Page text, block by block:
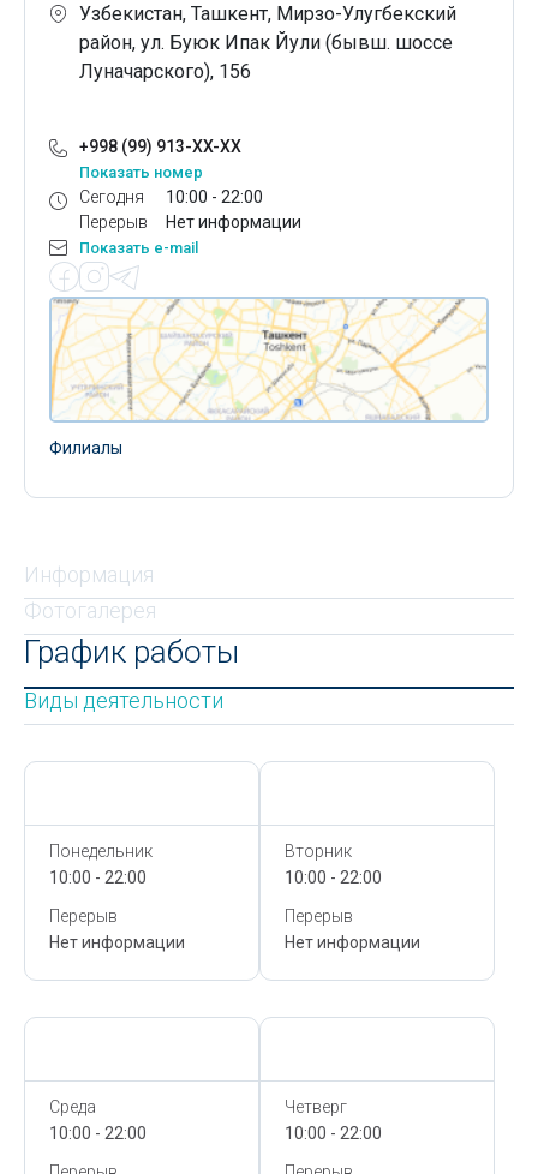
Узбекистан, Ташкент, Мирзо-Улугбекский
район, ул. Буюк Ипак Йули (бывш. шоссе
Луначарского), 156
+998 (99) 913-XX-XX
Показать номер
Сегодня
Перерыв
10:00 - 22:00
Нет информации
Показать e-mail
Филиалы
Информация
Фотогалерея
График работы
Виды деятельности
Понедельник
10:00 - 22:00
Перерыв
Нет информации
Вторник
10:00 - 22:00
Перерыв
Нет информации
Среда
10:00 - 22:00
Четверг
10:00 - 22:00